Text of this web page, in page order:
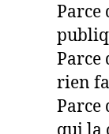
Parce
Parce
rien
Parce